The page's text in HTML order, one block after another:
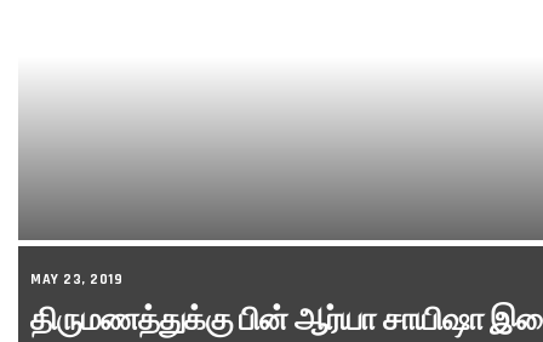
MAY 23, 2019
திருமணத்துக்கு பின் ஆர்யா சாயிஷா